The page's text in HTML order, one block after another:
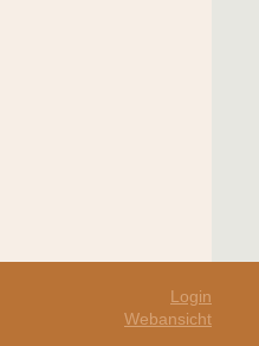
Login
Webansicht